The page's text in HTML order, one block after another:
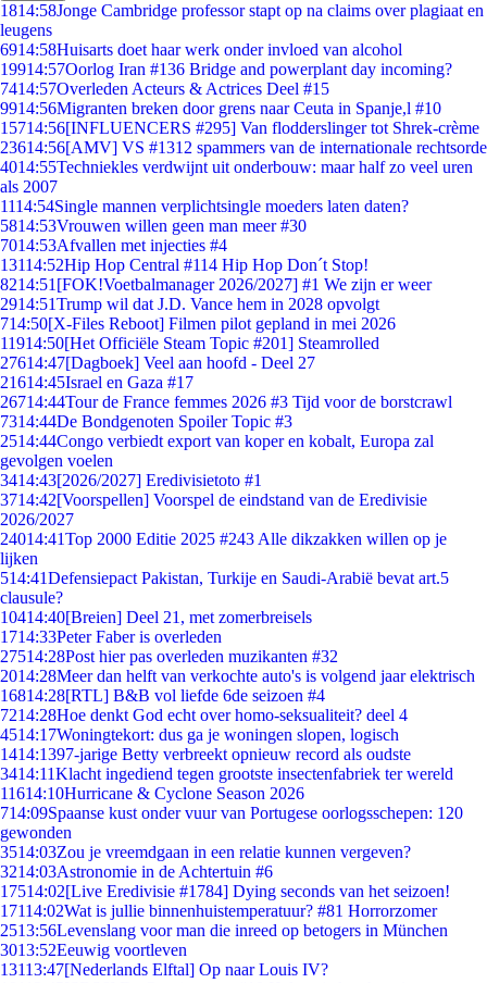
1814:58Jonge Cambridge professor stapt op na claims over plagiaat en
leugens
6914:58Huisarts doet haar werk onder invloed van alcohol
19914:57Oorlog Iran #136 Bridge and powerplant day incoming?
7414:57Overleden Acteurs & Actrices Deel #15
9914:56Migranten breken door grens naar Ceuta in Spanje,l #10
15714:56[INFLUENCERS #295] Van flodderslinger tot Shrek-crème
23614:56[AMV] VS #1312 spammers van de internationale rechtsorde
4014:55Techniekles verdwijnt uit onderbouw: maar half zo veel uren
als 2007
1114:54Single mannen verplichtsingle moeders laten daten?
5814:53Vrouwen willen geen man meer #30
7014:53Afvallen met injecties #4
13114:52Hip Hop Central #114 Hip Hop Don´t Stop!
8214:51 [FOK!Voetbalmanager 2026/2027] #1 We zijn er weer
2914:51Trump wil dat J.D. Vance hem in 2028 opvolgt
714:50[X-Files Reboot] Filmen pilot gepland in mei 2026
11914:50[Het Officiële Steam Topic #201] Steamrolled
27614:47[Dagboek] Veel aan hoofd - Deel 27
21614:45Israel en Gaza #17
26714:44Tour de France femmes 2026 #3 Tijd voor de borstcrawl
7314:44De Bondgenoten Spoiler Topic #3
2514:44Congo verbiedt export van koper en kobalt, Europa zal
gevolgen voelen
3414:43[2026/2027] Eredivisietoto #1
3714:42[Voorspellen] Voorspel de eindstand van de Eredivisie
2026/2027
24014:41Top 2000 Editie 2025 #243 Alle dikzakken willen op je
lijken
514:41Defensiepact Pakistan, Turkije en Saudi-Arabië bevat art.5
clausule?
10414:40[Breien] Deel 21, met zomerbreisels
1714:33Peter Faber is overleden
27514:28Post hier pas overleden muzikanten #32
2014:28Meer dan helft van verkochte auto's is volgend jaar elektrisch
16814:28[RTL] B&B vol liefde 6de seizoen #4
7214:28Hoe denkt God echt over homo-seksualiteit? deel 4
4514:17Woningtekort: dus ga je woningen slopen, logisch
1414:1397-jarige Betty verbreekt opnieuw record als oudste
3414:11Klacht ingediend tegen grootste insectenfabriek ter wereld
11614:10Hurricane & Cyclone Season 2026
714:09Spaanse kust onder vuur van Portugese oorlogsschepen: 120
gewonden
3514:03Zou je vreemdgaan in een relatie kunnen vergeven?
3214:03Astronomie in de Achtertuin #6
17514:02[Live Eredivisie #1784] Dying seconds van het seizoen!
17114:02Wat is jullie binnenhuistemperatuur? #81 Horrorzomer
2513:56Levenslang voor man die inreed op betogers in München
3013:52Eeuwig voortleven
13113:47[Nederlands Elftal] Op naar Louis IV?